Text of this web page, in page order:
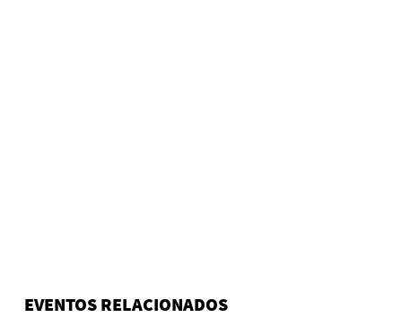
EVENTOS RELACIONADOS